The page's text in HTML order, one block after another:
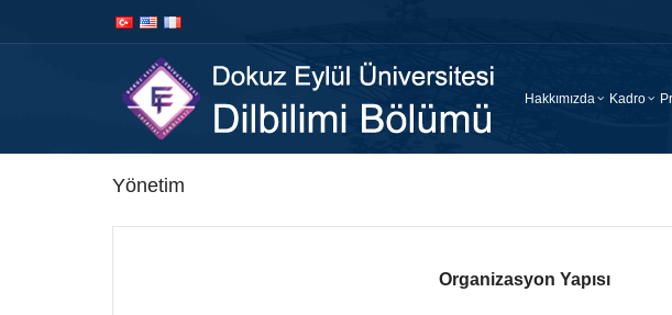
Hakkımızda Kadro
Yönetim
Organizasyon Yapısı